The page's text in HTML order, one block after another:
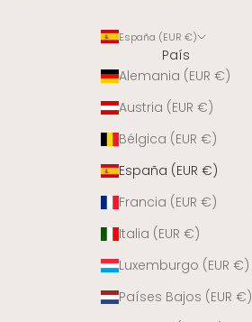
España (EUR €)
País
Alemania (EUR €)
Austria (EUR €)
Bélgica (EUR €)
España (EUR €)
Francia (EUR €)
Italia (EUR €)
Luxemburgo (EUR €)
Países Bajos (EUR €)